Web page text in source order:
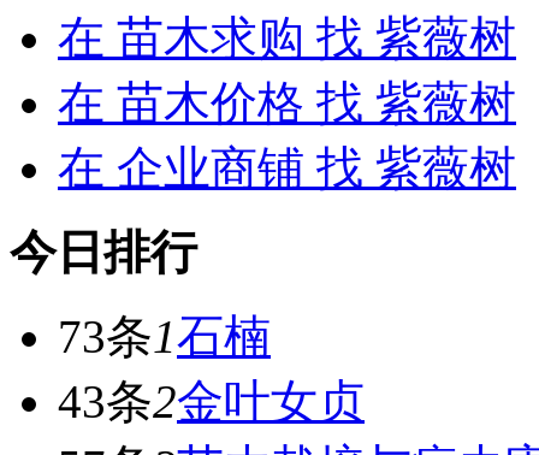
在 苗木求购 找 紫薇树
在 苗木价格 找 紫薇树
在 企业商铺 找 紫薇树
今日排行
73条1石楠
43条2金叶女贞